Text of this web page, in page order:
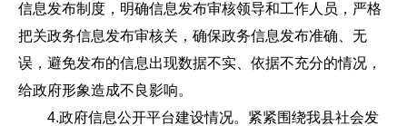
信息发布制度，明确信息发布审核领导和工作人员，严格
把关政务信息发布审核关，确保政务信息发布准确、无
误，避免发布的信息出现数据不实、依据不充分的情况，
给政府形象造成不良影响。
4.政府信息公开平台建设情况。紧紧围绕我县社会发